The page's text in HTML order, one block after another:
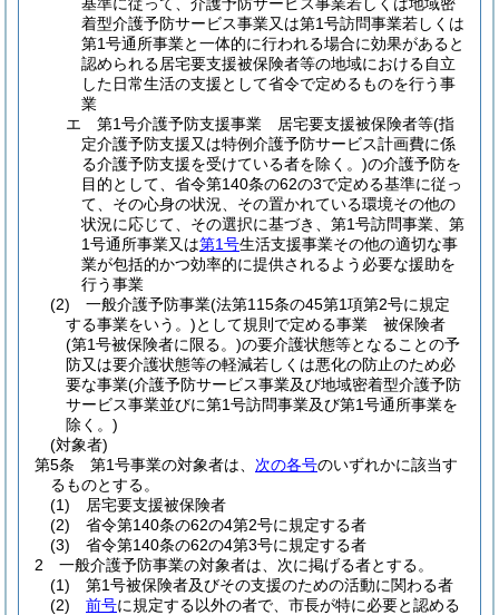
着型介護予防サービス事業又は第1号訪問事業若しくは
第1号通所事業と一体的に行われる場合に効果があると
認められる居宅要支援被保険者等の地域における自立
した日常生活の支援として省令で定めるものを行う事
業
エ
第1号介護予防支援事業 居宅要支援被保険者等(指
定介護予防支援又は特例介護予防サービス計画費に係
る介護予防支援を受けている者を除く。)の介護予防を
目的として、省令第140条の62の3で定める基準に従っ
て、その心身の状況、その置かれている環境その他の
状況に応じて、その選択に基づき、第1号訪問事業、第
1号通所事業又は第1号生活支援事業その他の適切な事
業が包括的かつ効率的に提供されるよう必要な援助を
行う事業
(2)
一般介護予防事業(法第115条の45第1項第2号に規定
する事業をいう。)として規則で定める事業 被保険者
(第1号被保険者に限る。)の要介護状態等となることの予
防又は要介護状態等の軽減若しくは悪化の防止のため必
要な事業(介護予防サービス事業及び地域密着型介護予防
サービス事業並びに第1号訪問事業及び第1号通所事業を
除く。)
(対象者)
第5条
第1号事業の対象者は、 次の各号のいずれかに該当す
るものとする。
(1)
居宅要支援被保険者
(2)
省令第140条の62の4第2号に規定する者
(3)
省令第140条の62の4第3号に規定する者
2
一般介護予防事業の対象者は、次に掲げる者とする。
(1)
第1号被保険者及びその支援のための活動に関わる者
(2)
前号に規定する以外の者で、市長が特に必要と認める